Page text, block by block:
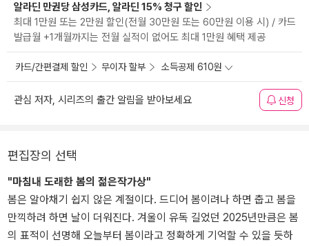
알라딘 만권당 삼성카드, 알라딘 15% 청구 할인
최대 1만원 또는 2만원 할인(전월 30만원 또는 60만원 이용 시) / 카드
발급월 +1개월까지는 전월 실적이 없어도 최대 1만원 혜택 제공
카드/간편결제 할인 무이자 할부 소득공제 610원
관심 저자, 시리즈의 출간 알림을 받아보세요 신청
편집장의 선택
"마침내 도래한 봄의 젊은작가상"
봄은 알아채기 쉽지 않은 계절이다. 드디어 봄이려나 하면 춥고 봄을
만끽하려 하면 날이 더워진다. 겨울이 유독 길었던 2025년만큼은 봄
의 표적이 선명해 오늘부터 봄이라고 정확하게 기억할 수 있을 듯하